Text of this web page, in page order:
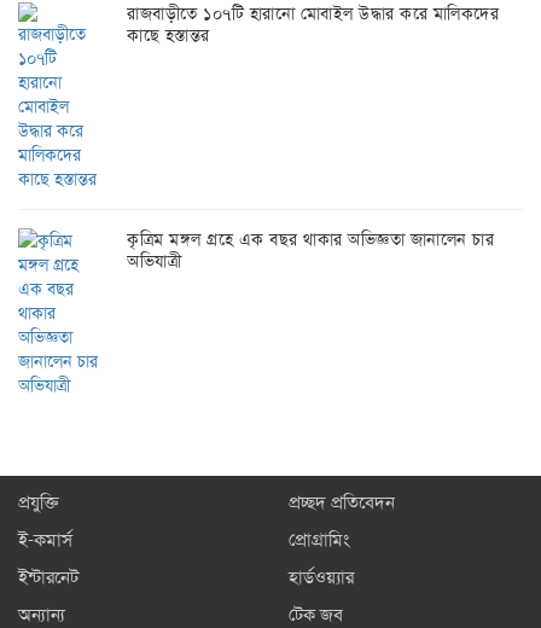
রাজবাড়ীতে ১০৭টি হারানো মোবাইল উদ্ধার করে মালিকদের
কাছে হস্তান্তর
কৃত্রিম মঙ্গল গ্রহে এক বছর থাকার অভিজ্ঞতা জানালেন চার
অভিযাত্রী
প্রযুক্তি
প্রচ্ছদ প্রতিবেদন
ই-কমার্স
প্রোগ্রামিং
ইন্টারনেট
হার্ডওয়্যার
অন্যান্য
টেক জব